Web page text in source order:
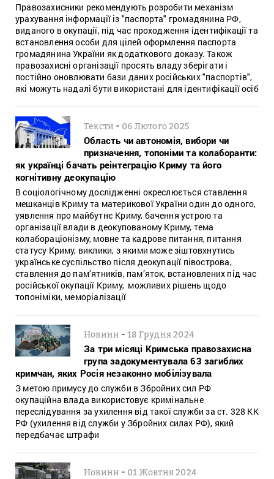
Правозахисники рекомендують розробити механізм
урахування інформації із "паспорта" громадянина РФ,
виданого в окупації, під час проходження ідентифікації та
встановлення особи для цілей оформлення паспорта
громадянина України як додаткового доказу. Також
правозахисні організації просять владу зберігати і
постійно оновлювати бази даних російських "паспортів",
які можуть надалі бути використані для ідентифікації осіб
Тексти - 06 Лютого 2025
Область чи автономія, вибори чи
призначення, топоніми та колаборанти:
як українці бачать реінтеграцію Криму та його
когнітивну деокупацію
В соціологічному дослідженні окреслюється ставлення
мешканців Криму та материкової України один до одного,
уявлення про майбутнє Криму, бачення устрою та
організації влади в деокупованому Криму, тема
колабораціонізму, мовне та кадрове питання, питання
статусу Криму, виклики, з якими може зіштовхнутись
українське суспільство після деокупації півострова,
ставлення до пам’ятників, пам’яток, встановлених під час
російської окупації Криму, можливих рішень щодо
топоніміки, меморіалізації
Новини -18 Грудня 2024
За три місяці Кримська правозахисна
група задокументувала 63 загиблих
кримчан, яких Росія незаконно мобілізувала
З метою примусу до служби в Збройних сил РФ
окупаційна влада використовує кримінальне
переслідування за ухилення від такої служби за ст. 328 КК
РФ (ухилення від служби у Збройних силах РФ), який
передбачає штрафи
Новини - 01 Жовтня 2024